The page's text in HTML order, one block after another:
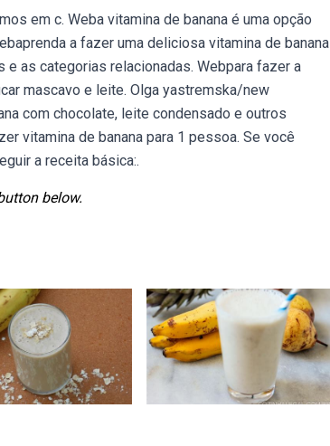
em c. Weba vitamina de banana é uma opção
a fazer uma deliciosa vitamina de banana
as categorias relacionadas. Webpara fazer a
mascavo e leite. Olga yastremska/new
com chocolate, leite condensado e outros
vitamina de banana para 1 pessoa. Se você
a receita básica:.
below.